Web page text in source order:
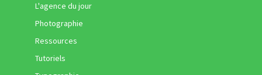
L'agence du jour
Photographie
Ressources
Tutoriels